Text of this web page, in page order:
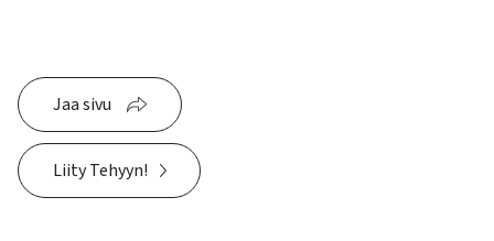
Jaa sivu
Liity Tehyyn!